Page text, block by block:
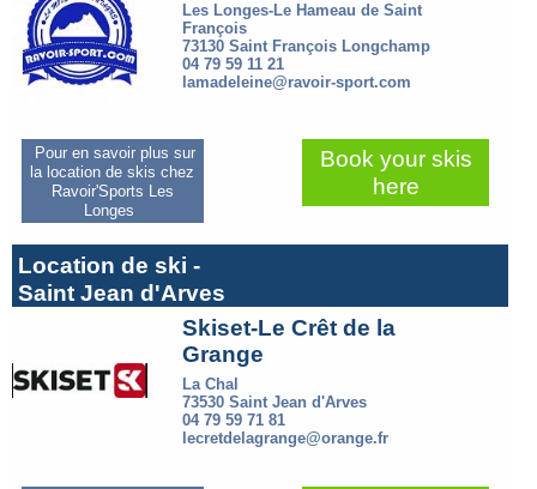
Les Longes-Le Hameau de Saint
François
73130 Saint François Longchamp
04 79 59 11 21
lamadeleine@ravoir-sport.com
Pour en savoir plus sur
la location de skis chez
Ravoir'Sports Les
Longes
Book your skis
here
Location de ski -
Saint Jean d'Arves
Skiset-Le Crêt de la
Grange
La Chal
73530 Saint Jean d'Arves
04 79 59 71 81
lecretdelagrange@orange.fr